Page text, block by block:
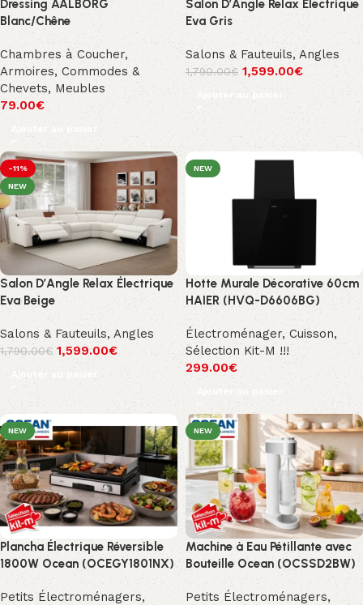
Dressing AALBORG
Blanc/Chêne
Chambres à Coucher,
Armoires, Commodes &
Chevets, Meubles
79.00€
Ajouter au panier
Salon D’Angle Relax Électrique
Eva Gris
Salons & Fauteuils, Angles
1,790.00€ 1,599.00€
Ajouter au panier
-11%
NEW
Salon D’Angle Relax Électrique
Eva Beige
Salons & Fauteuils, Angles
1,790.00€ 1,599.00€
Ajouter au panier
NEW
Hotte Murale Décorative 60cm
HAIER (HVQ-D6606BG)
Électroménager, Cuisson,
Sélection Kit-M !!!
299.00€
Ajouter au panier
NEW
Plancha Électrique Réversible
1800W Ocean (OCEGY1801NX)
Petits Électroménagers,
NEW
Machine à Eau Pétillante avec
Bouteille Ocean (OCSSD2BW)
Petits Électroménagers,